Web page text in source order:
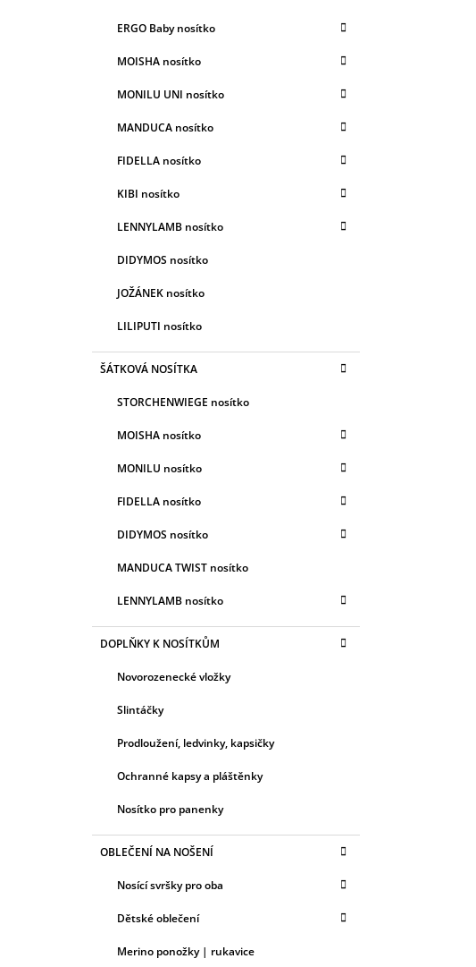
ERGO Baby nosítko
MOISHA nosítko
MONILU UNI nosítko
MANDUCA nosítko
FIDELLA nosítko
KIBI nosítko
LENNYLAMB nosítko
DIDYMOS nosítko
JOŽÁNEK nosítko
LILIPUTI nosítko
ŠÁTKOVÁ NOSÍTKA
STORCHENWIEGE nosítko
MOISHA nosítko
MONILU nosítko
FIDELLA nosítko
DIDYMOS nosítko
MANDUCA TWIST nosítko
LENNYLAMB nosítko
DOPLŇKY K NOSÍTKŮM
Novorozenecké vložky
Slintáčky
Prodloužení, ledvinky, kapsičky
Ochranné kapsy a pláštěnky
Nosítko pro panenky
OBLEČENÍ NA NOŠENÍ
Nosící svršky pro oba
Dětské oblečení
Merino ponožky | rukavice